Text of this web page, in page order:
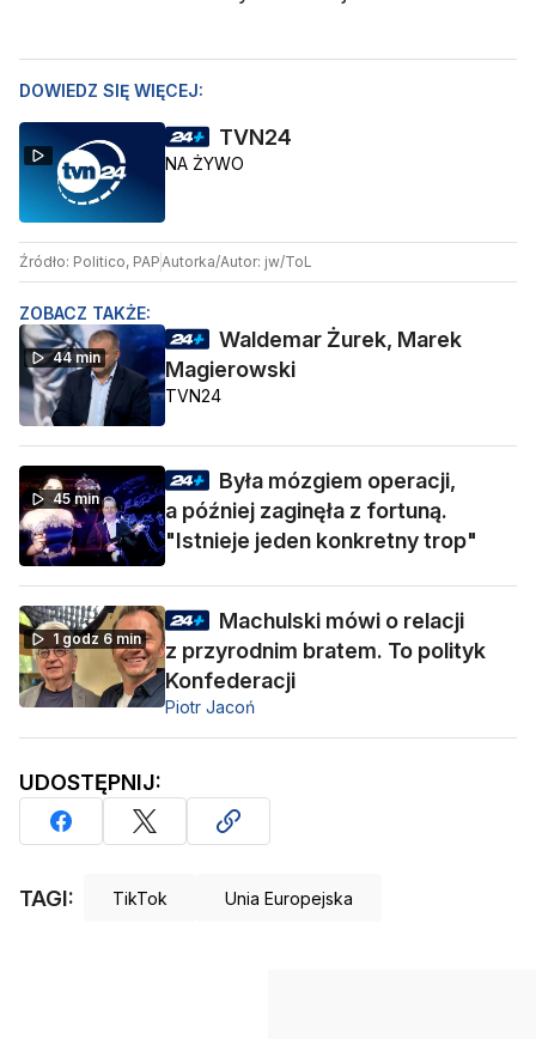
DOWIEDZ SIĘ WIĘCEJ:
TVN24
NA ŻYWO
Źródło: Politico, PAPAutorka/Autor: jw/ToL
ZOBACZ TAKŻE:
44 min
Waldemar Żurek, Marek
Magierowski
TVN24
45 min
Była mózgiem operacji,
a później zaginęła z fortuną.
"Istnieje jeden konkretny trop"
1 godz 6 min
Machulski mówi o relacji
z przyrodnim bratem. To polityk
Konfederacji
Piotr Jacoń
UDOSTĘPNIJ:
TAGI: TikTok Unia Europejska